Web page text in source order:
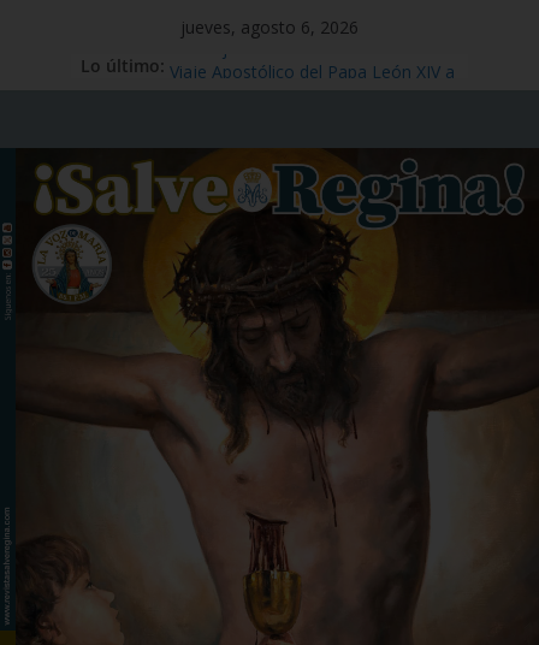
jueves, agosto 6, 2026
Lo último: Mensaje #97
Señor Jesucristo – Fiesta,1 de julio
Santo Tomás Apóstol – Memoria, 3
de julio
San Benito abad – Memoria,11 de
julio